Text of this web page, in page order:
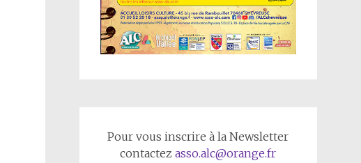
Pour vous inscrire à la Newsletter
contactezasso.alc@orange.fr